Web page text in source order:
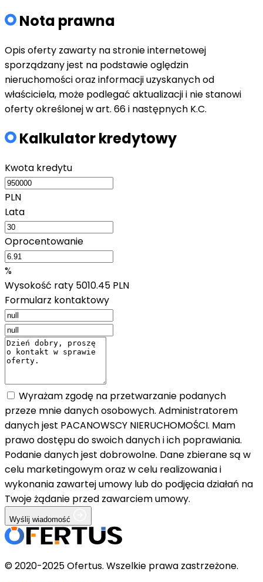
Nota prawna
Opis oferty zawarty na stronie internetowej
sporządzany jest na podstawie oględzin
nieruchomości oraz informacji uzyskanych od
właściciela, może podlegać aktualizacji i nie stanowi
oferty określonej w art. 66 i następnych K.C.
Kalkulator kredytowy
Kwota kredytu
PLN
Lata
Oprocentowanie
%
Wysokość raty 5010.45 PLN
Formularz kontaktowy
Wyrażam zgodę na przetwarzanie podanych
przeze mnie danych osobowych. Administratorem
danych jest PACANOWSCY NIERUCHOMOŚCI. Mam
prawo dostępu do swoich danych i ich poprawiania.
Podanie danych jest dobrowolne. Dane zbierane są w
celu marketingowym oraz w celu realizowania i
wykonania zawartej umowy lub do podjęcia działań na
Twoje żądanie przed zawarciem umowy.
Wyślij wiadomość
© 2020-2025 Ofertus. Wszelkie prawa zastrzeżone.